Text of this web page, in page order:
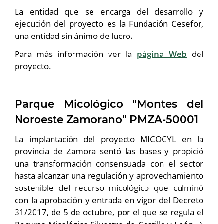
La entidad que se encarga del desarrollo y
ejecución del proyecto es la Fundación Cesefor,
una entidad sin ánimo de lucro.
Para más información ver la página Web del
proyecto.
Parque Micológico "Montes del
Noroeste Zamorano" PMZA-50001
La implantación del proyecto MICOCYL en la
provincia de Zamora sentó las bases y propició
una transformación consensuada con el sector
hasta alcanzar una regulación y aprovechamiento
sostenible del recurso micológico que culminó
con la aprobación y entrada en vigor del Decreto
31/2017, de 5 de octubre, por el que se regula el